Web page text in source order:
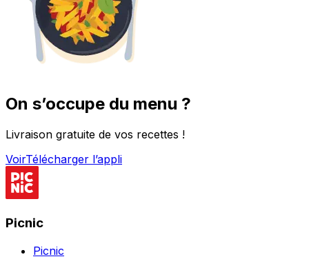
On s’occupe du menu ?
Livraison gratuite de vos recettes !
VoirTélécharger l’appli
Picnic
Picnic